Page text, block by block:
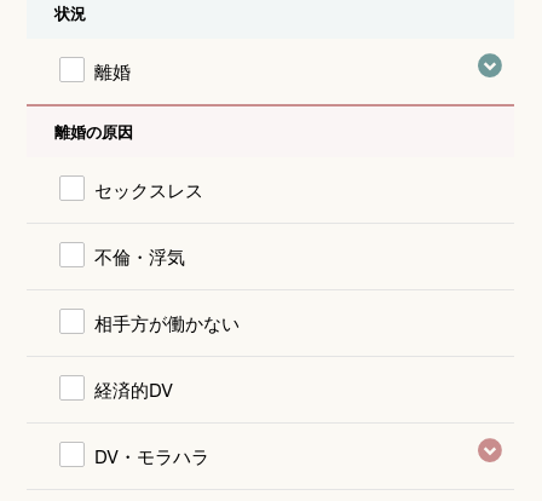
状況
離婚
離婚の原因
セックスレス
不倫・浮気
相手方が働かない
経済的DV
DV・モラハラ